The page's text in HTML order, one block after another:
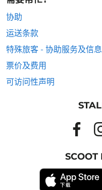
协助
运送条款
特殊旅客 - 协助服务及信息
票价及费用
可访问性声明